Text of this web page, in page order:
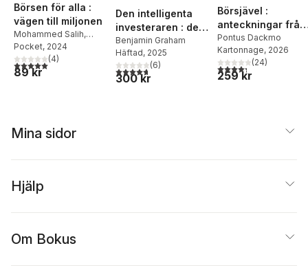
Börsen för alla :
vägen till miljonen
Mohammed Salih,
André Netzén Örn
Pocket, 2024
5,0utav 5 stjärnor. Totalt antal röster:
(4)
89 kr
Den intelligenta
investeraren : den
definitiva boken om
värdeinvesteringar
Benjamin Graham
Häftad, 2025
4,7utav 5 stjärnor. Totalt antal röster:
(6)
300 kr
Börsjävel :
anteckningar från
aktiemarknaden
Pontus Dackmo
Kartonnage, 2026
4,3utav 5 stjärnor.
(24)
259 kr
Mina sidor
Hjälp
Om Bokus